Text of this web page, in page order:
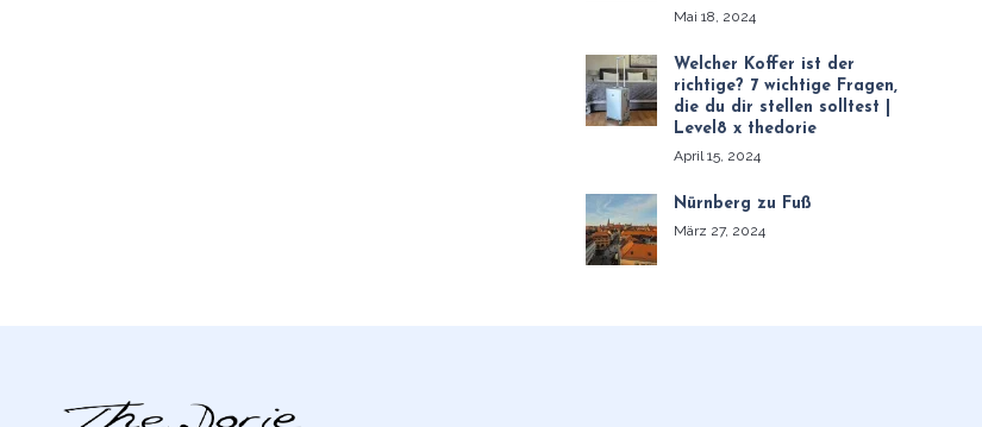
Mai 18, 2024
Welcher Koffer ist der
richtige? 7 wichtige Fragen,
die du dir stellen solltest |
Level8 x thedorie
April 15, 2024
Nürnberg zu Fuß
März 27, 2024